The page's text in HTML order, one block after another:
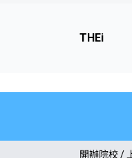
THEi
開辦院校 /